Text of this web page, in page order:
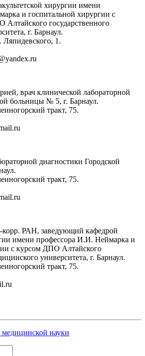
хирургии имени
и госпитальной хирургии с
государственного
г. Барнаул.
Ляпидевского, 1.
врач клинической лабораторной
больницы № 5, г. Барнаул.
тракт, 75.
диагностики Городской
тракт, 75.
корр. РАН, заведующий кафедрой
имени профессора И.И. Неймарка и
с курсом ДПО Алтайского
университета, г. Барнаул.
тракт, 75.
науки